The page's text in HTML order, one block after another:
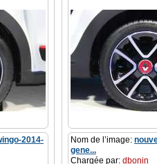
2014-
Nom de l’image:
gene...
Chargée par: dbonin